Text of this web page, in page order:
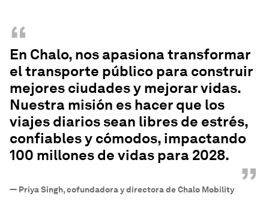
“
En Chalo, nos apasiona transformar
el transporte público para construir
mejores ciudades y mejorar vidas.
Nuestra misión es hacer que los
viajes diarios sean libres de estrés,
confiables y cómodos, impactando
100 millones de vidas para 2028.
”
— Priya Singh, cofundadora y directora de Chalo Mobility